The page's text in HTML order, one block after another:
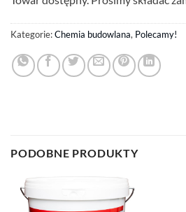
Kategorie:Chemia budowlana, Polecamy!
PODOBNE PRODUKTY